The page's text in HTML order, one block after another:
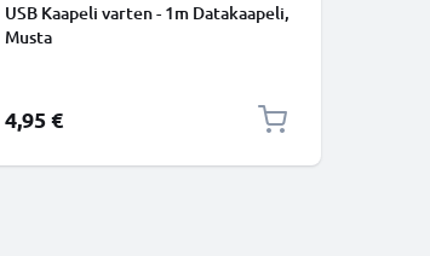
USB Kaapeli varten - 1m Datakaapeli,
Musta
4,95 €